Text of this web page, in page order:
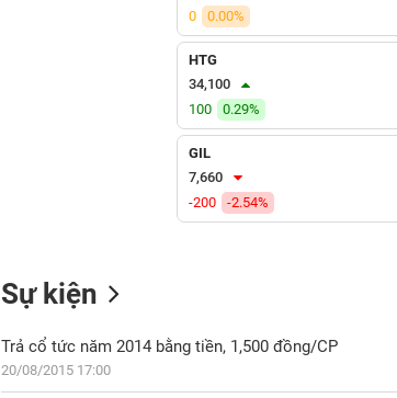
0
0.00%
HTG
34,100
100
0.29%
GIL
7,660
-200
-2.54%
Sự kiện
Trả cổ tức năm 2014 bằng tiền, 1,500 đồng/CP
20/08/2015 17:00